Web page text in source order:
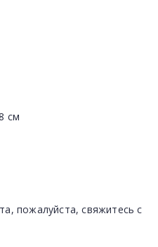
см
пожалуйста, свяжитесь с